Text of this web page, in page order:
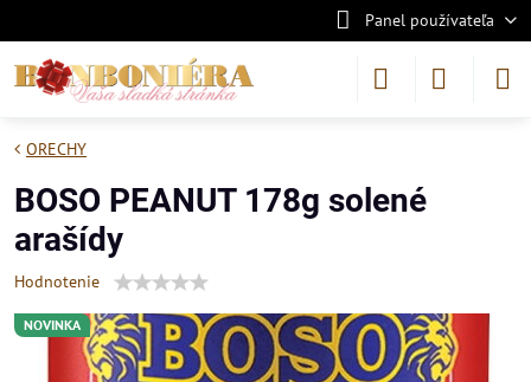
Panel používateľa
NOVINKA
ORECHY
BOSO PEANUT 178g solené
arašídy
Hodnotenie